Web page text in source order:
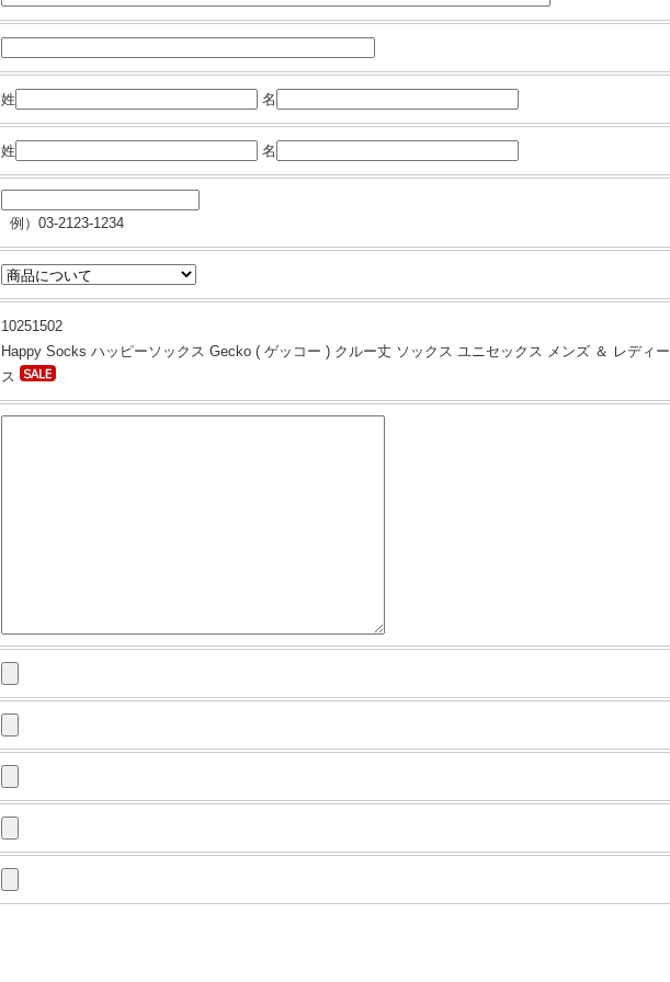
姓 名
姓 名
例）03-2123-1234
10251502
Happy Socks ハッピーソックス Gecko ( ゲッコー ) クルー丈 ソックス ユニセックス メンズ ＆ レディー
ス